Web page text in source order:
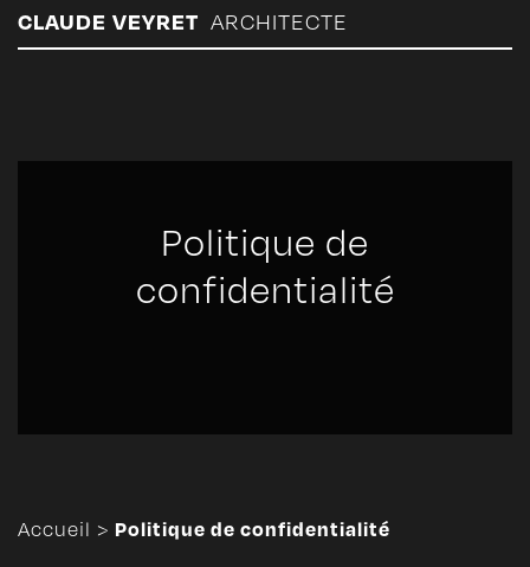
CLAUDE VEYRET ARCHITECTE
Politique de
confidentialité
Accueil > Politique de confidentialité
Panneau de gestion des cookies